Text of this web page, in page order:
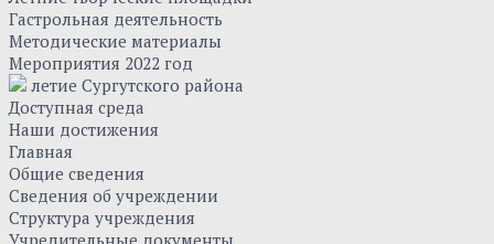
Гастрольная деятельность
Методические материалы
Мероприятия 2022 год
летие Сургутского района
Доступная среда
Наши достижения
Главная
Общие сведения
Сведения об учреждении
Структура учреждения